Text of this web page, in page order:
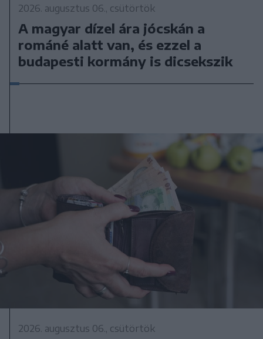
2026. augusztus 06., csütörtök
A magyar dízel ára jócskán a
románé alatt van, és ezzel a
budapesti kormány is dicsekszik
2026. augusztus 06., csütörtök